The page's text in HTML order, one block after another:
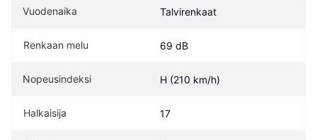
Vuodenaika Talvirenkaat
Renkaan melu 69 dB
Nopeusindeksi H (210 km/h)
Halkaisija 17